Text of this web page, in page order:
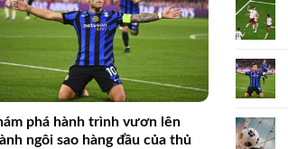
phá hành trình vươn lên
ngôi sao hàng đầu của thủ